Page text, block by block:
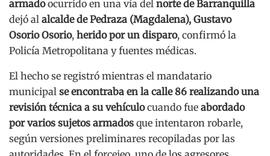
armadoocurrido en una vía del norte de Barranquilla
dejó al alcalde de Pedraza (Magdalena), Gustavo
Osorio Osorio, herido por un disparo, confirmó la
Policía Metropolitana y fuentes médicas.
El hecho se registró mientras el mandatario
municipal se encontraba en la calle 86 realizando una
revisión técnica a su vehículocuando fue abordado
por varios sujetos armados que intentaron robarle,
según versiones preliminares recopiladas por las